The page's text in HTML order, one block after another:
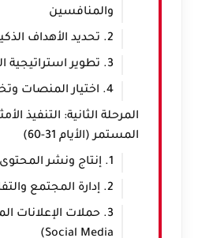
والمنافسين
2. تحديد الأهداف الذكية (SMART Goals)
3. تطوير استراتيجية المحتوى الشاملة
4. اختيار المنصات وتخصيص الموارد
المرحلة الثانية: التنفيذ
المستمر (الأيام 31-60)
1. إنتاج ونشر المحتوى الاحترافي
2. إدارة المجتمع والتفاعل
Social Media)